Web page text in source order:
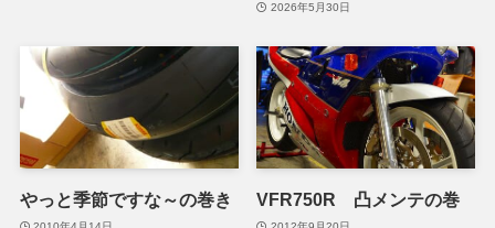
2026年5月30日
やっと季節ですな～の巻き VFR750R 凸メンテの巻